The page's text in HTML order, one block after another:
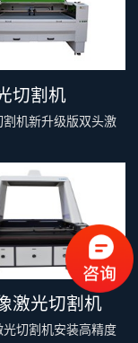
切割机
割机新升级版双头激
升整机刚性和结构稳
型号可供选择，适合
金属材料的切割雕
亚克力、木料、皮
毛料、太阳能板等，
级激光切割机的首
激光切割机
光切割机安装高精度